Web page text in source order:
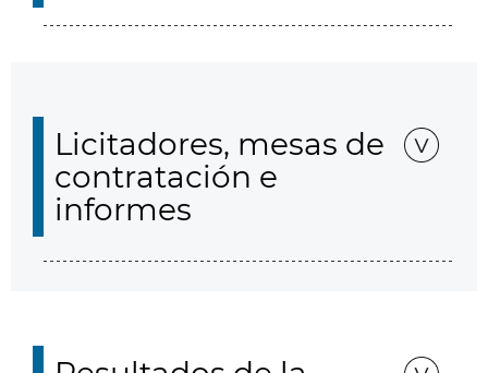
Licitadores, mesas de
contratación e
informes